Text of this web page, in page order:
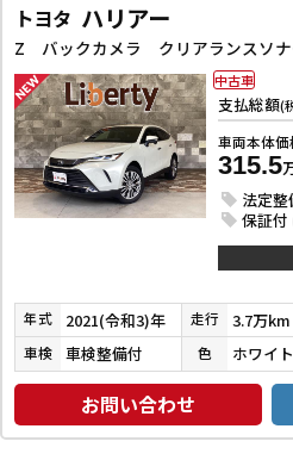
トヨタ ハリアー
支払総額(
車両本体価
315.5
法定
保証付
中古車
年式 2021(令和3)年 走行 3.7万km
車検 車検整備付 色
お問い合わせ